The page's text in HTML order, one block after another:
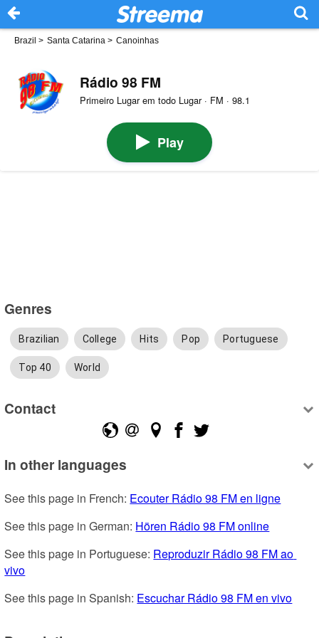
Brazil > Santa Catarina > Canoinhas
Rádio 98 FM
Primeiro Lugar em todo Lugar · FM · 98.1
Play
Genres
Brazilian College Hits Pop Portuguese
Top 40 World
Contact
In other languages
See this page in French: Ecouter Rádio 98 FM en ligne
See this page in German: Hören Rádio 98 FM online
See this page in Portuguese: Reproduzir Rádio 98 FM ao
vivo
See this page in Spanish: Escuchar Rádio 98 FM en vivo